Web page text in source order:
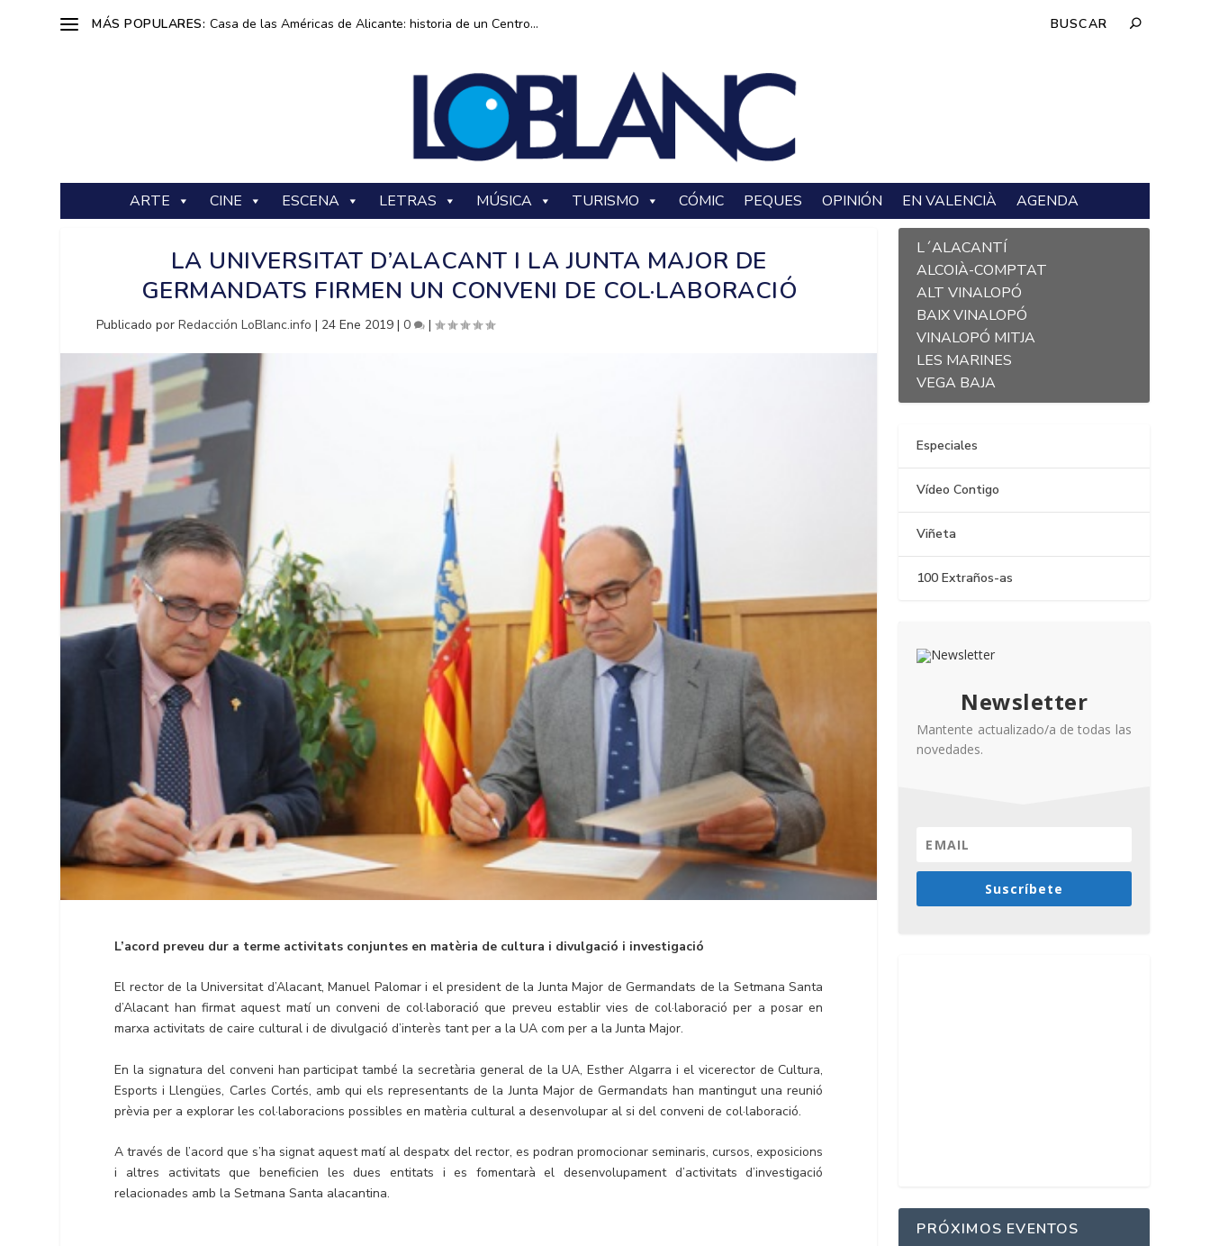
MÁS POPULARES: Casa de las Américas de Alicante: historia de un Centro...
ARTE CINE ESCENA LETRAS MÚSICA TURISMO CÓMIC PEQUES OPINIÓN EN VALENCIÀ AGENDA
LA UNIVERSITAT D’ALACANT I LA JUNTA MAJOR DE
GERMANDATS FIRMEN UN CONVENI DE COL·LABORACIÓ
Publicado porRedacción LoBlanc.info | 24 Ene 2019 |0 |
L’acord preveu dur a terme activitats conjuntes en matèria de cultura i divulgació i investigació
El rector de la Universitat d’Alacant, Manuel Palomar i el president de la Junta Major de Germandats de la Setmana Santa
d’Alacant han firmat aquest matí un conveni de col·laboració que preveu establir vies de col·laboració per a posar en
marxa activitats de caire cultural i de divulgació d’interès tant per a la UA com per a la Junta Major.
En la signatura del conveni han participat també la secretària general de la UA, Esther Algarra i el vicerector de Cultura,
Esports i Llengües, Carles Cortés, amb qui els representants de la Junta Major de Germandats han mantingut una reunió
prèvia per a explorar les col·laboracions possibles en matèria cultural a desenvolupar al si del conveni de col·laboració.
A través de l’acord que s’ha signat aquest matí al despatx del rector, es podran promocionar seminaris, cursos, exposicions
i altres activitats que beneficien les dues entitats i es fomentarà el desenvolupament d’activitats d’investigació
relacionades amb la Setmana Santa alacantina.
L´ALACANTÍ
ALCOIÀ-COMPTAT
ALT VINALOPÓ
BAIX VINALOPÓ
VINALOPÓ MITJA
LES MARINES
VEGA BAJA
Especiales
Vídeo Contigo
Viñeta
100 Extraños-as
Newsletter
Mantente actualizado/a de todas las
novedades.
Suscríbete
PRÓXIMOS EVENTOS